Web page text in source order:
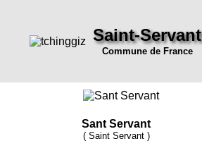
Saint-Servant
Commune de France
Sant Servant
( Saint Servant )